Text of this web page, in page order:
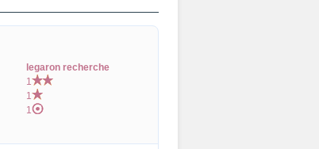
legaron recherche
1
1
1